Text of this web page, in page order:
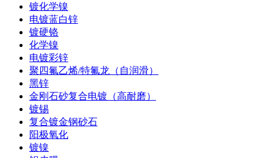
镀化学镍
电镀蓝白锌
镀硬铬
化学镍
电镀彩锌
聚四氟乙烯/特氟龙（自润滑）
黑锌
金刚石砂复合电镀（高耐磨）
镀锡
复合镀金钢砂石
阳极氧化
镀镍